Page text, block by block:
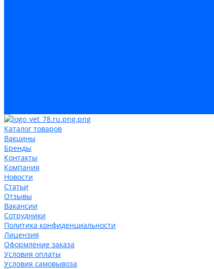
Каталог товаров
Вакцины
Бренды
Контакты
Компания
Новости
Статьи
Отзывы
Вакансии
Сотрудники
Политика конфиденциальности
Лицензия
Оформление заказа
Условия оплаты
Условия самовывоза